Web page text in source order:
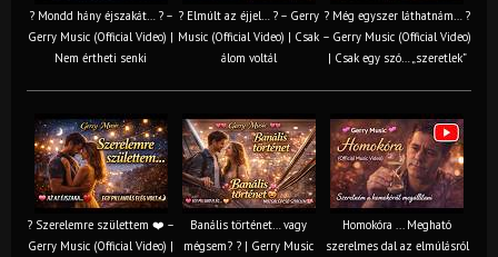
? Mondd hány éjszakát… ? –
Gerry Music (Official Video) |
Nem értheti senki
? Elmúlt az éjjel… ? – Gerry
Music (Official Video) | Csak
álom voltál
? Még egyszer láthatnám… ?
– Gerry Music (Official Video)
| Csak egy szó… „szeretlek”
? Szerelemre születtem ❤️ –
Gerry Music (Official Video) |
Banális történet… vagy
mégsem? ? | Gerry Music
Homokóra ... Megható
szerelmes dal az elmúlásról